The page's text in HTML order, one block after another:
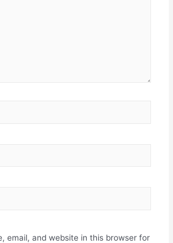
email, and website in this browser for